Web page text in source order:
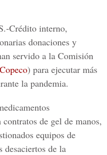
Crédito interno,
donaciones y
servido a la Comisión
Copeco) para ejecutar más
la pandemia.
de gel de manos,
equipos de
desaciertos de la